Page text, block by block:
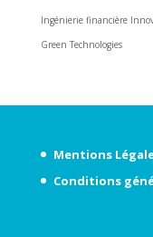
Ingénierie financière
Green Technologies
Mentions
Conditions